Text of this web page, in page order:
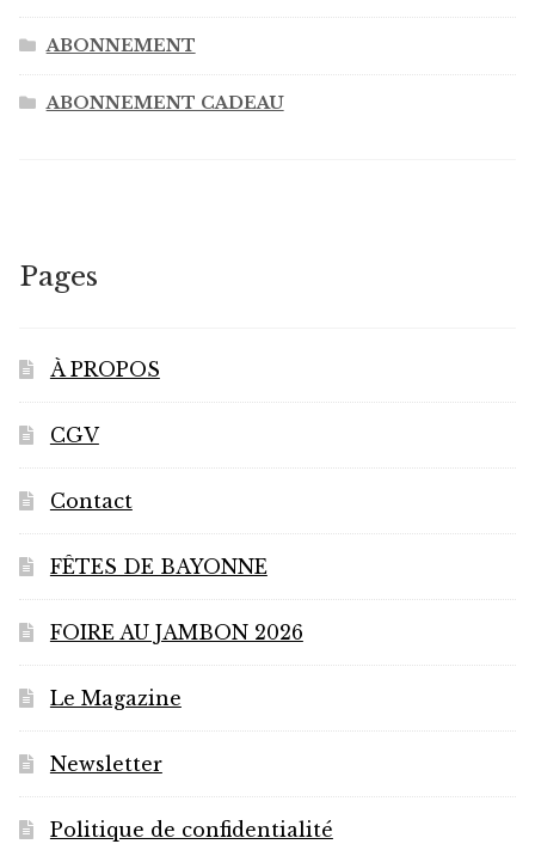
ABONNEMENT
ABONNEMENT CADEAU
Pages
À PROPOS
CGV
Contact
FÊTES DE BAYONNE
FOIRE AU JAMBON 2026
Le Magazine
Newsletter
Politique de confidentialité